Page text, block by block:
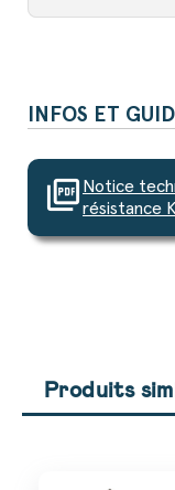
INFOS ET
picture_as_pdf Notice
résistance
Produits